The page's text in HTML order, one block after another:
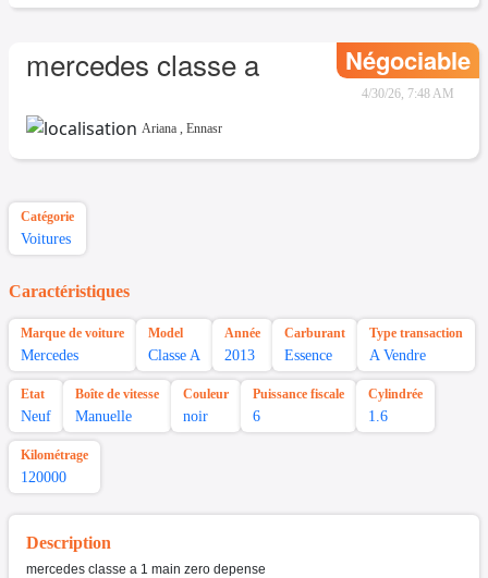
mercedes classe a Négociable
4/30/26, 7:48 AM
Ariana , Ennasr
Catégorie
Voitures
Caractéristiques
Marque de voiture
Mercedes
Model
Classe A
Année
2013
Carburant
Essence
Type transaction
A Vendre
Etat
Neuf
Boîte de vitesse
Manuelle
Couleur
noir
Puissance fiscale
6
Cylindrée
1.6
Kilométrage
120000
Description
mercedes classe a 1 main zero depense